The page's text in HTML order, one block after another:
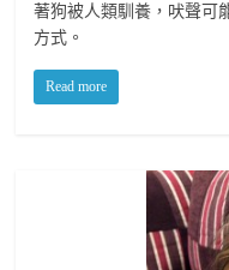
著狗被人類馴養，吠聲可
方式。
Read more